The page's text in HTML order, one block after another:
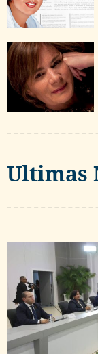
Ultimas